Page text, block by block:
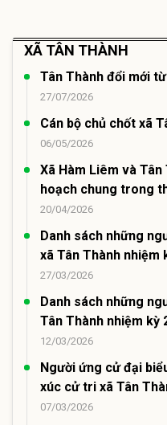
XÃ TÂN THÀNH
Tân Thành đổi mới
27/07/2026
Cán bộ chủ chốt xã
06/05/2026
Xã Hàm Liêm và
hoạch chung trong
20/04/2026
Danh sách những
xã Tân Thành nhiệm
27/03/2026
Danh sách những
Tân Thành nhiệm kỳ
12/03/2026
Người ứng cử đại
xúc cử tri xã Tân
07/03/2026